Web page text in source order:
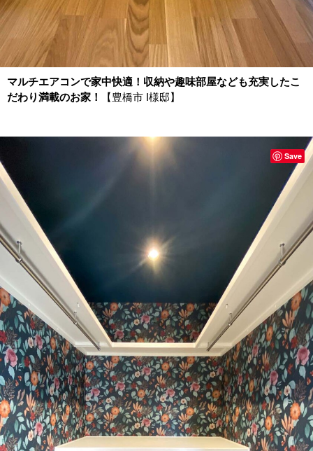
マルチエアコンで家中快適！収納や趣味部屋なども充実したこ
だわり満載のお家！
【豊橋市 I様邸】
Save